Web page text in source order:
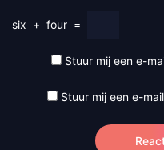
six + four =
Stuur mij een e-
Stuur mij een e-